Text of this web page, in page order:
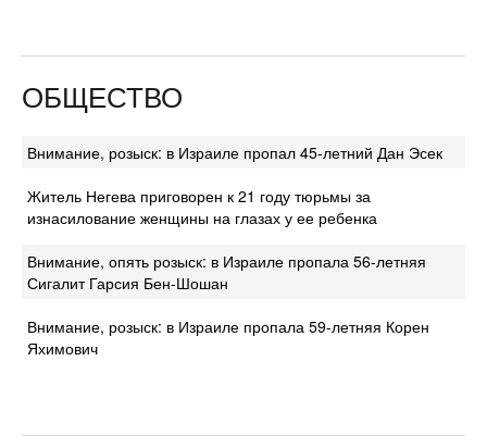
ОБЩЕСТВО
Внимание, розыск: в Израиле пропал 45-летний Дан Эсек
Житель Негева приговорен к 21 году тюрьмы за
изнасилование женщины на глазах у ее ребенка
Внимание, опять розыск: в Израиле пропала 56-летняя
Сигалит Гарсия Бен-Шошан
Внимание, розыск: в Израиле пропала 59-летняя Корен
Яхимович